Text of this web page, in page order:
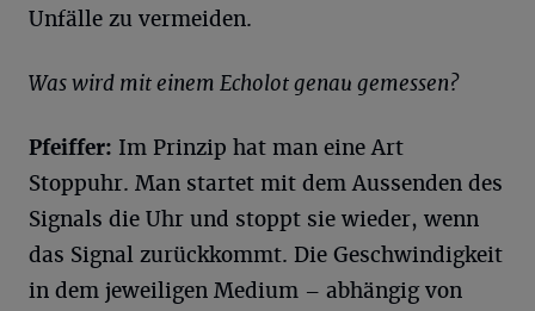
Unfälle zu vermeiden.
Was wird mit einem Echolot genau gemessen?
Pfeiffer: Im Prinzip hat man eine Art
Stoppuhr. Man startet mit dem Aussenden des
Signals die Uhr und stoppt sie wieder, wenn
das Signal zurückkommt. Die Geschwindigkeit
in dem jeweiligen Medium – abhängig von